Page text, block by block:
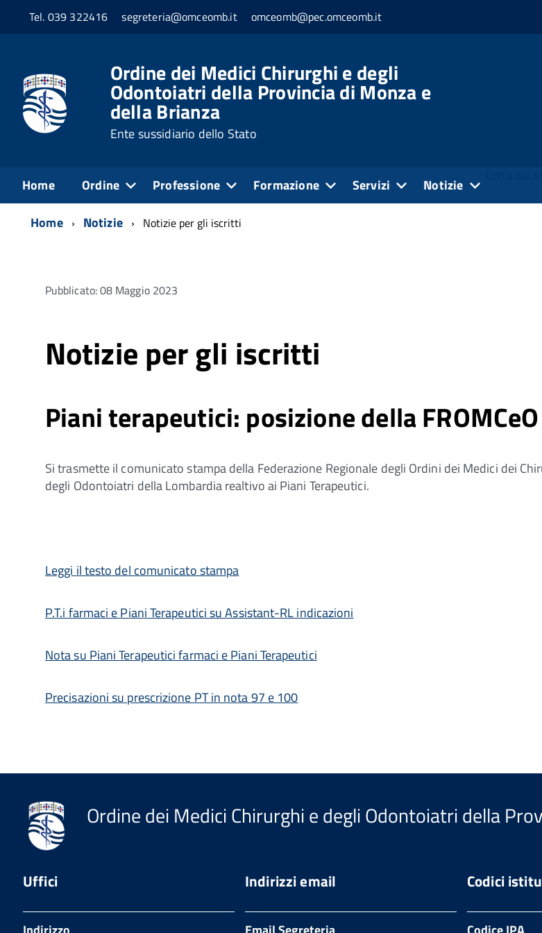
Tel. 039 322416 segreteria@omceomb.it omceomb@pec.omceomb.it
Ordine dei Medici Chirurghi e degli
Odontoiatri della Provincia di Monza e
della Brianza
Ente sussidiario dello Stato
Home Ordine Professione Formazione Servizi Notizie
Home Notizie Notizie per gli iscritti
Pubblicato: 08 Maggio 2023
Notizie per gli iscritti
Piani terapeutici: posizione della FROMCeO
Si trasmette il comunicato stampa della Federazione Regionale degli Ordini dei Medici dei
degli Odontoiatri della Lombardia realtivo ai Piani Terapeutici.
Leggi il testo del comunicato stampa
P.T.i farmaci e Piani Terapeutici su Assistant-RL indicazioni
Nota su Piani Terapeutici farmaci e Piani Terapeutici
Precisazioni su prescrizione PT in nota 97 e 100
Ordine dei Medici Chirurghi e degli Odontoiatri della
Uffici Indirizzi email Codici